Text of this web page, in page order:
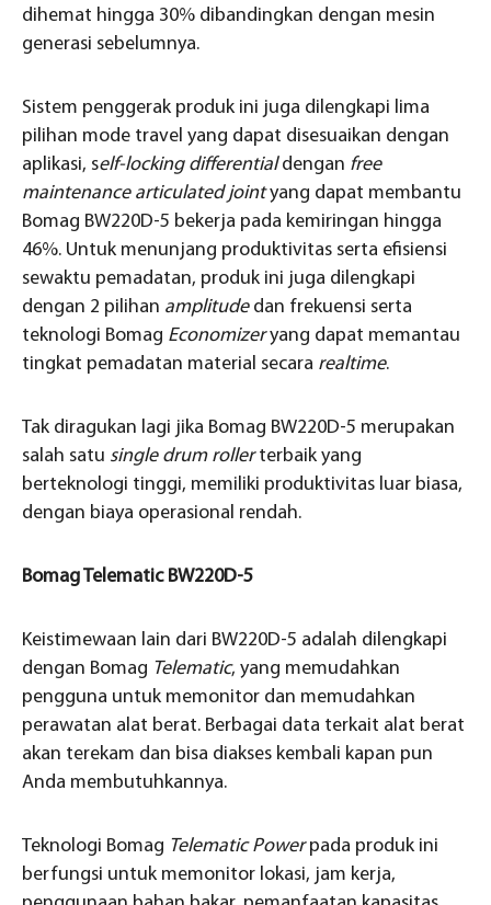
dihemat hingga 30% dibandingkan dengan mesin
generasi sebelumnya.
Sistem penggerak produk ini juga dilengkapi lima
pilihan mode travel yang dapat disesuaikan dengan
aplikasi, self-locking differentialdengan free
maintenance articulated jointyang dapat membantu
Bomag BW220D-5 bekerja pada kemiringan hingga
46%. Untuk menunjang produktivitas serta efisiensi
sewaktu pemadatan, produk ini juga dilengkapi
dengan 2 pilihan amplitudedan frekuensi serta
teknologi Bomag Economizeryang dapat memantau
tingkat pemadatan material secara realtime.
Tak diragukan lagi jika Bomag BW220D-5 merupakan
salah satu single drum rollerterbaik yang
berteknologi tinggi, memiliki produktivitas luar biasa,
dengan biaya operasional rendah.
Bomag Telematic BW220D-5
Keistimewaan lain dari BW220D-5 adalah dilengkapi
dengan Bomag Telematic, yang memudahkan
pengguna untuk memonitor dan memudahkan
perawatan alat berat. Berbagai data terkait alat berat
akan terekam dan bisa diakses kembali kapan pun
Anda membutuhkannya.
Teknologi Bomag Telematic Powerpada produk ini
berfungsi untuk memonitor lokasi, jam kerja,